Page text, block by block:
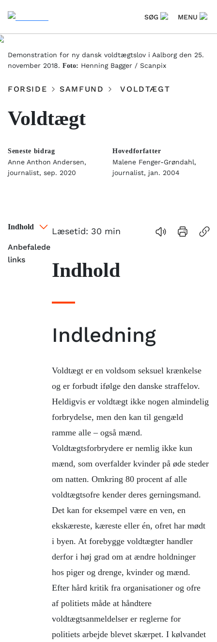
SØG MENU
Demonstration for ny dansk voldtægtslov i Aalborg den 25.
november 2018. Foto: Henning Bagger / Scanpix
FORSIDE SAMFUND VOLDTÆGT
Voldtægt
Seneste bidrag
Anne Anthon Andersen,
journalist, sep. 2020
Hovedforfatter
Malene Fenger-Grøndahl,
journalist, jan. 2004
Indhold
Anbefalede
links
Læsetid: 30 min
Indhold
Indledning
Voldtægt er en voldsom seksuel krænkelse
og er forbudt ifølge den danske straffelov.
Heldigvis er voldtægt ikke nogen almindelig
forbrydelse, men den kan til gengæld
ramme alle – også mænd.
Voldtægtsforbrydere er nemlig ikke kun
mænd, som overfalder kvinder på øde steder
om natten. Omkring 80 procent af alle
voldtægtsofre kender deres gerningsmand.
Det kan for eksempel være en ven, en
ekskæreste, kæreste eller én, ofret har mødt
i byen. At forebygge voldtægter handler
derfor i høj grad om at ændre holdninger
hos piger og drenge, kvinder og mænd.
Efter hård kritik fra organisationer og ofre
af politiets måde at håndtere
voldtægtsanmeldelser er reglerne for
politiets arbejde blevet skærpet. I kølvandet